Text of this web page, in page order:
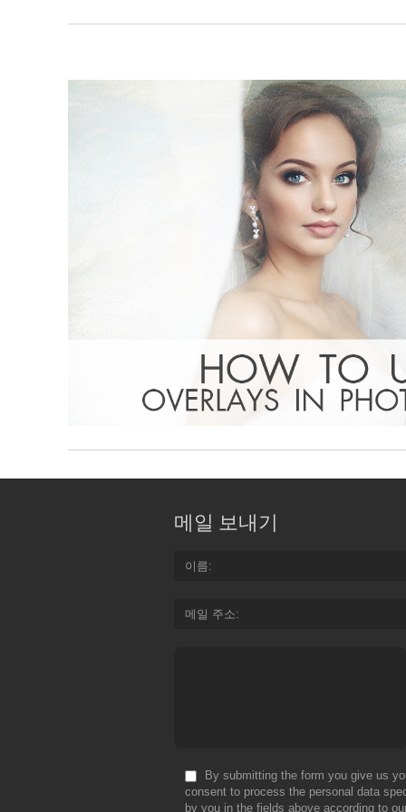
메일 보내기
이름
메일 주소
By submitting the form you give us
consent to process the personal data
by you in the fields above according to